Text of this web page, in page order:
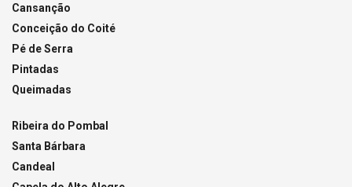
Cansanção
Conceição do Coité
Pé de Serra
Pintadas
Queimadas
Ribeira do Pombal
Santa Bárbara
Candeal